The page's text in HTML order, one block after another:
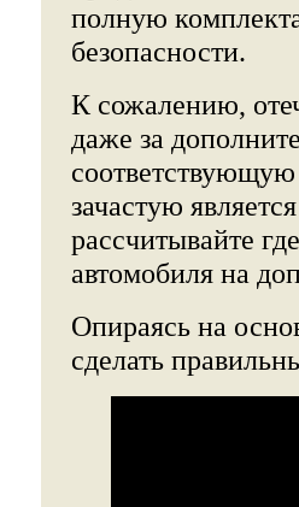
полную
безопасности.
К сожалению,
даже за
зачастую
рассчитывайте
автомобиля на
Опираясь на
сделать